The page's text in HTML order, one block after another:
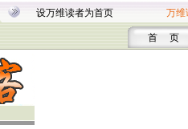
设万维读者为首页 万维
首 页